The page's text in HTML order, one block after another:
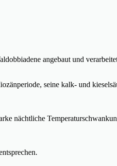
angebaut und
seine kalk- und
nächtliche